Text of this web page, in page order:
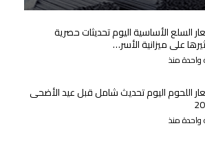
السلع الأساسية اليوم تحديثات حصرية
على ميزانية الأسر…
واحدة منذ
اللحوم اليوم تحديث شامل قبل عيد الأضحى
واحدة منذ